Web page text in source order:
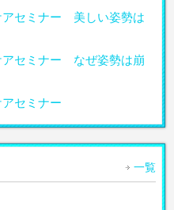
アセミナー 美しい姿勢は
アセミナー なぜ姿勢は崩
セミナー
一覧